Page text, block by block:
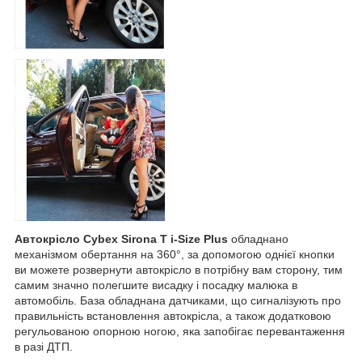
Автокрісло Cybex Sirona T i-Size Plus обладнано
механізмом обертання на 360°, за допомогою однієї кнопки
ви можете розвернути автокрісло в потрібну вам сторону, тим
самим значно полегшите висадку і посадку малюка в
автомобіль. База обладнана датчиками, що сигналізують про
правильність встановлення автокрісла, а також додатковою
регульованою опорною ногою, яка запобігає перевантаження
в разі ДТП.